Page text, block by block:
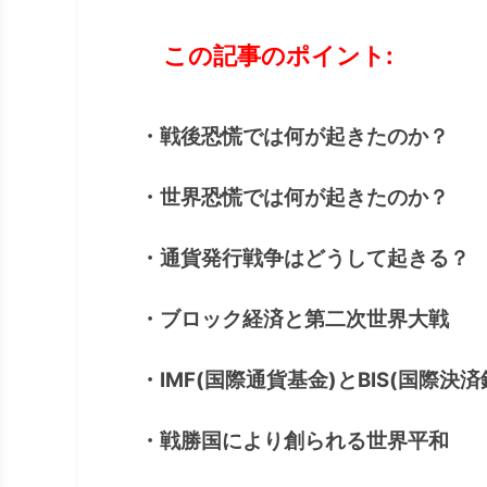
この記事のポイント:
・戦後恐慌では何が起きたのか？
・世界恐慌では何が起きたのか？
・通貨発行戦争はどうして起きる？
・ブロック経済と第二次世界大戦
・IMF(国際通貨基金)とBIS(国際決
・戦勝国により創られる世界平和